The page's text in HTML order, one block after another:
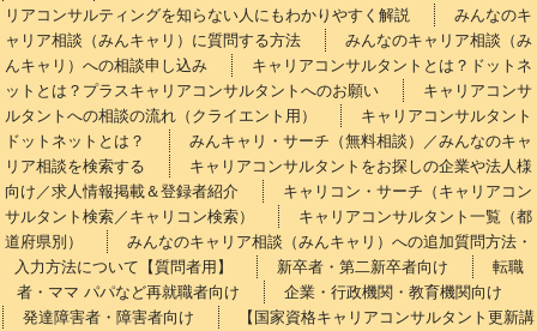
リアコンサルティングを知らない人にもわかりやすく解説
みんなのキ
ャリア相談（みんキャリ）に質問する方法
みんなのキャリア相談（み
んキャリ）への相談申し込み
キャリアコンサルタントとは？ドットネ
ットとは？プラスキャリアコンサルタントへのお願い
キャリアコンサ
ルタントへの相談の流れ（クライエント用）
キャリアコンサルタント
ドットネットとは？
みんキャリ・サーチ（無料相談）／みんなのキャ
リア相談を検索する
キャリアコンサルタントをお探しの企業や法人様
向け／求人情報掲載＆登録者紹介
キャリコン・サーチ（キャリアコン
サルタント検索／キャリコン検索）
キャリアコンサルタント一覧（都
道府県別）
みんなのキャリア相談（みんキャリ）への追加質問方法・
入力方法について【質問者用】
新卒者・第二新卒者向け
転職
者・ママ パパなど再就職者向け
企業・行政機関・教育機関向け
発達障害者・障害者向け
【国家資格キャリアコンサルタント更新講